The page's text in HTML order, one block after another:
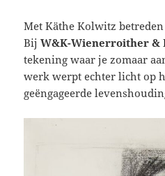
Met Käthe Kolwitz
BijW&K-Wienerroither &
tekening waar je zomaar
werk werpt echter licht op
geëngageerde